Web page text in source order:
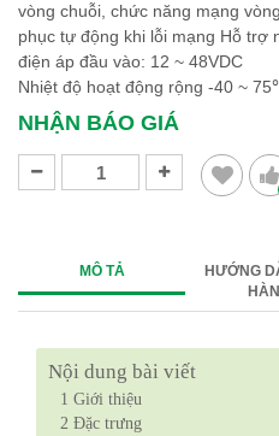
vòng chuỗi, chức năng mạng
phục tự động khi lỗi mạng Hỗ trợ
điện áp đầu vào: 12 ~ 48VDC
Nhiệt độ hoạt động rộng -40 ~
NHẬN BÁO GIÁ
MÔ TẢ
HƯỚNG
Nội dung bài viết
1 Giới thiệu
2 Đặc trưng